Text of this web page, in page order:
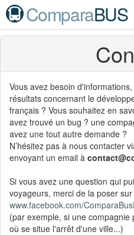
ComparaBUS
Vous avez besoin
résultats concernant le
français ? Vous souhaitez en
avez trouvé un bug ? une
avez une tout autre demande ?
N’hésitez pas à nous contacter
envoyant un email à
Si vous avez une question qui
voyageurs, merci de la poser
www.facebook.com/
(par exemple, si une
où se situe l'arrêt d'une ville...)